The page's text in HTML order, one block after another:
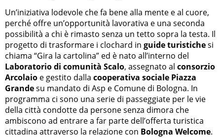
Un’iniziativa lodevole che fa bene alla mente e al cuore,
perché offre un’opportunità lavorativa e una seconda
possibilità a chi è rimasto senza un tetto sopra la testa. Il
progetto di trasformare i clochard in guide turistichesi
chiama “Gira la cartolina” ed è nato all’interno del
Laboratorio di comunità Scalo, assegnato al consorzio
Arcolaio e gestito dalla cooperativa sociale Piazza
Grandesu mandato di Asp e Comune di Bologna. In
programma ci sono una serie di passeggiate per le vie
della città condotte da persone senza dimora che
ambiscono ad entrare a far parte dell’offerta turistica
cittadina attraverso la relazione con Bologna Welcome.